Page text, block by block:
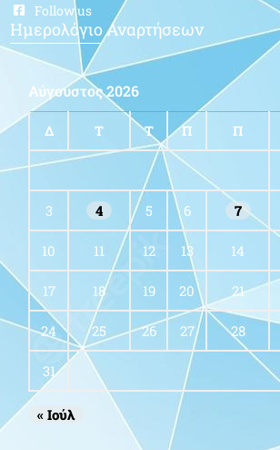
Follow us
Ημερολόγιο Αναρτήσεων
Αύγουστος 2026
Δ Τ Τ Π Π
3 4 5 6 7
10 11 12 13 14
17 18 19 20 21
24 25 26 27 28
31
« Ιούλ